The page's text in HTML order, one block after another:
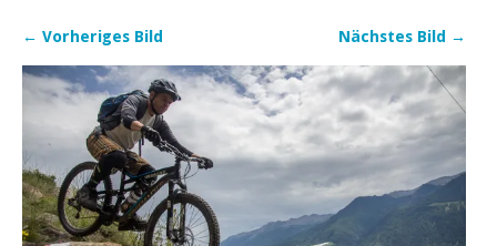
← Vorheriges Bild Nächstes Bild →